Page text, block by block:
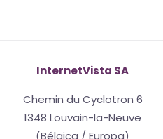
InternetVista SA
Chemin du Cyclotron 6
1348 Louvain-la-Neuve
(Bélgica / Europa)